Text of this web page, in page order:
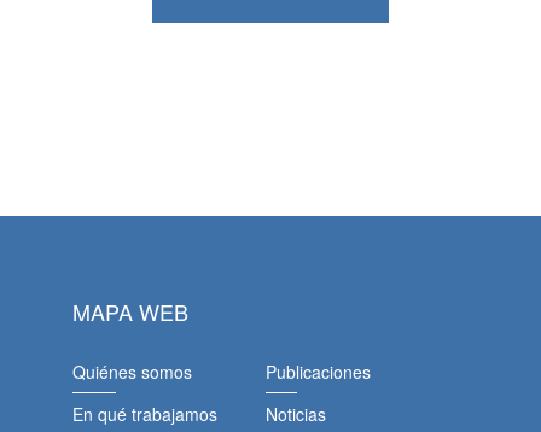
MAPA WEB
Quiénes somos
En qué trabajamos
Publicaciones
Noticias